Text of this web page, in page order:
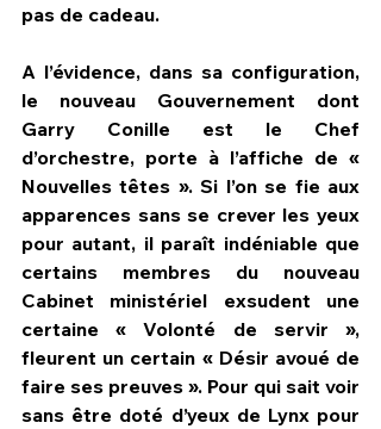
pas de cadeau.
A l’évidence, dans sa configuration,
le nouveau Gouvernement dont
Garry Conille est le Chef
d’orchestre, porte à l’affiche de «
Nouvelles têtes ». Si l’on se fie aux
apparences sans se crever les yeux
pour autant, il paraît indéniable que
certains membres du nouveau
Cabinet ministériel exsudent une
certaine « Volonté de servir »,
fleurent un certain « Désir avoué de
faire ses preuves ». Pour qui sait voir
sans être doté d’yeux de Lynx pour